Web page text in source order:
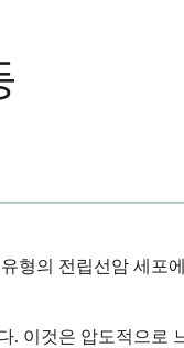
형의 전립선암 세포
이것은 압도적으로